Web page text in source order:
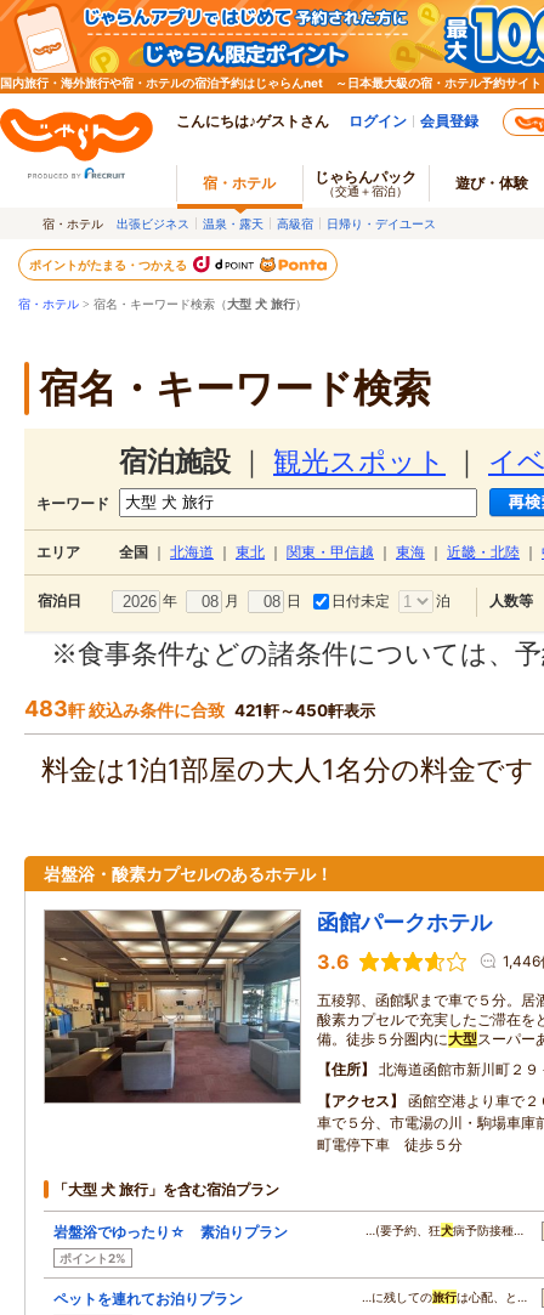
国内旅行・海外旅行や宿・ホテルの宿泊予約はじゃらんnet ～日本最大級の宿・ホテル予約サイト
こんにちは♪ゲストさん ログイン 会員登録
宿・ホテル じゃらんパック
（交通＋宿泊） 遊び・体験
宿・ホテル 出張ビジネス 温泉・露天 高級宿 日帰り・デイユース
ポイントがたまる・つかえる
宿・ホテル > 宿名・キーワード検索（大型 犬 旅行）
宿名・キーワード検索
宿泊施設 観光スポット イ
キーワード
エリア 全国 北海道 東北 関東・甲信越 東海 近畿・北陸
宿泊日 年 月 日 日付未定 泊 人数等
※食事条件などの諸条件については、
483軒 絞込み条件に合致 421軒～450軒表示
料金は1泊1部屋の大人1名分の料金で
岩盤浴・酸素カプセルのあるホテル！
函館パークホテル
3.6 1,446
五稜郭、函館駅まで車で５分。居
酸素カプセルで充実したご滞在を
備。徒歩５分圏内に大型スーパー
住所
北海道函館市新川町２９
アクセス
函館空港より車で
車で５分、市電湯の川・駒場車
町電停下車 徒歩５分
「大型 犬 旅行」を含む宿泊プラン
岩盤浴でゆったり☆ 素泊りプラン
ポイント2%
…(要予約、狂犬病予防接種…
ペットを連れてお泊りプラン …に残しての旅行は心配、と…